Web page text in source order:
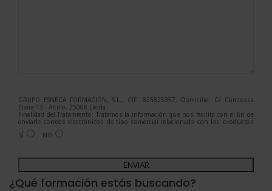
GRUPO ESNECA FORMACIÓN, S.L., CIF: B25825357, Domicilio: C/ Comtessa
Elvira 13 - Altillo, 25008 Lleida.
Finalidad del Tratamiento: Tratamos la información que nos facilita con el fin de
enviarle correos electrónicos de tipo comercial relacionado con los productos
ofrecidos y otros tipo de productos que fueran de su interés.
Legitimación del tratamiento: Consentimiento del interesado.
Para más información consulte nuestra Política de Privacidad.
Desea recibir información comercial (vía telefónica y/o email):
SÍ NO
A
l
¿Qué formación estás buscando?